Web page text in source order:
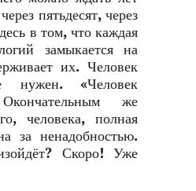
пятьдесят, через
в том, что каждая
замыкается на
их. Человек
нужен. «Человек
же
человека, полная
за ненадобностью.
Скоро! Уже